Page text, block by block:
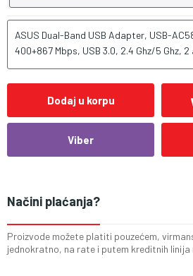
ASUS Dual-Band USB Adapter, USB-
400+867 Mbps, USB 3.0, 2.4 Ghz/5 Ghz, 2
Dodaj u korpu
Viber
Načini plaćanja?
Proizvode možete platiti pouzećem,
jednokratno, na rate i putem kreditnih linija